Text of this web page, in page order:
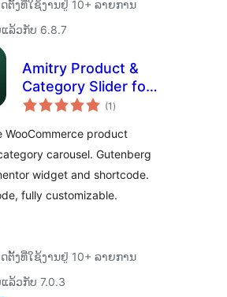
ຕັ້ງທີ່ໃຊ້ງານຢູ່ 10+ ລາຍການ
ລ້ວກັບ 6.8.7
Amitry Product &
Category Slider for
WooCommerce
(1 ຄະແນນ
ທັງໝົດ
)
WooCommerce product
carousel. Gutenberg
widget and shortcode.
fully customizable.
ຕັ້ງທີ່ໃຊ້ງານຢູ່ 10+ ລາຍການ
ລ້ວກັບ 7.0.3